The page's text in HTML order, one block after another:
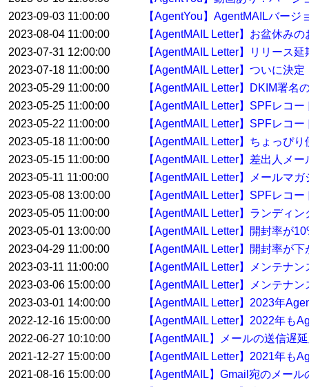
2023-09-03 11:00:00
【AgentYou】AgentMAILバー
2023-08-04 11:00:00
【AgentMAIL Letter】お盆休み
2023-07-31 12:00:00
【AgentMAIL Letter】リリース
2023-07-18 11:00:00
【AgentMAIL Letter】ついに決
2023-05-29 11:00:00
【AgentMAIL Letter】DKIM署
2023-05-25 11:00:00
【AgentMAIL Letter】SPFレコ
2023-05-22 11:00:00
【AgentMAIL Letter】SPFレコ
2023-05-18 11:00:00
【AgentMAIL Letter】ちょっぴ
2023-05-15 11:00:00
【AgentMAIL Letter】差出人メ
2023-05-11 11:00:00
【AgentMAIL Letter】メールマ
2023-05-08 13:00:00
【AgentMAIL Letter】SPFレコ
2023-05-05 11:00:00
【AgentMAIL Letter】ランディ
2023-05-01 13:00:00
【AgentMAIL Letter】開封率が
2023-04-29 11:00:00
【AgentMAIL Letter】開封率が
2023-03-11 11:00:00
【AgentMAIL Letter】メンテナ
2023-03-06 15:00:00
【AgentMAIL Letter】メンテナ
2023-03-01 14:00:00
【AgentMAIL Letter】2023年
2022-12-16 15:00:00
【AgentMAIL Letter】2022年も
2022-06-27 10:10:00
【AgentMAIL】メールの送信遅
2021-12-27 15:00:00
【AgentMAIL Letter】2021年も
2021-08-16 15:00:00
【AgentMAIL】Gmail宛のメー